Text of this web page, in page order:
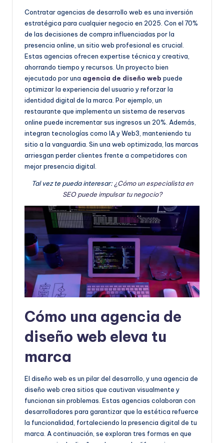
Contratar agencias de desarrollo web es una inversión
estratégica para cualquier negocio en 2025. Con el 70%
de las decisiones de compra influenciadas por la
presencia online, un sitio web profesional es crucial.
Estas agencias ofrecen expertise técnica y creativa,
ahorrando tiempo y recursos. Un proyecto bien
ejecutado por una agencia de diseño web puede
optimizar la experiencia del usuario y reforzar la
identidad digital de la marca. Por ejemplo, un
restaurante que implementa un sistema de reservas
online puede incrementar sus ingresos un 20%. Además,
integran tecnologías como IA y Web3, manteniendo tu
sitio a la vanguardia. Sin una web optimizada, las marcas
arriesgan perder clientes frente a competidores con
mejor presencia digital.
Tal vez te pueda interesar:¿Cómo un especialista en
SEO puede impulsar tu negocio?
Cómo una agencia de
diseño web eleva tu
marca
El diseño web es un pilar del desarrollo, y una agencia de
diseño web crea sitios que cautivan visualmente y
funcionan sin problemas. Estas agencias colaboran con
desarrolladores para garantizar que la estética refuerce
la funcionalidad, fortaleciendo la presencia digital de tu
marca. A continuación, se exploran tres formas en que